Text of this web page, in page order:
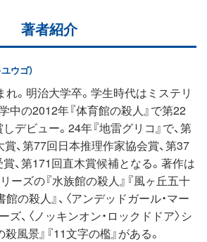
著者紹介
ウゴ）
。明治大学卒。学生時代はミステリ
中の2012年『体育館の殺人』で第22
デビュー。24年『地雷グリコ』で、第
、第77回日本推理作家協会賞、第37
、第171回直木賞候補となる。著作は
ーズの『水族館の殺人』『風ヶ丘五十
の殺人』、〈アンデッドガール・マー
ズ、〈ノッキンオン・ロックドドア〉シ
風景』『11文字の檻』がある。